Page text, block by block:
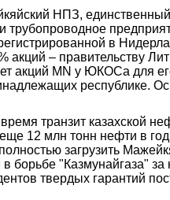
НПЗ,
трубопроводное
в
акций – правительству
акций MN у ЮКОСа для
республике.
транзит казахской
12 млн тонн нефти в
загрузить
борьбе "Казмунайгаза" за
твердых гарантий